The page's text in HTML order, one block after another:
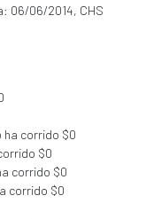
06/06/2014, CHS
ha corrido $0
$0
corrido $0
corrido $0